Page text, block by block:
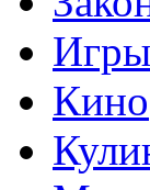
Игры
Кино